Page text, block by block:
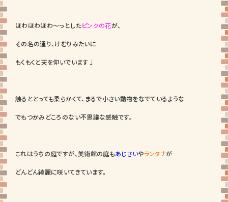
ほわほわほわ～っとしたピンクの花が、
その名の通り、けむりみたいに
もくもくと天を仰いでいます♩
触るととっても柔らかくて、まるで小さい動物をなでているような
でもつかみどころのない不思議な感触です。
これはうちの庭ですが、美術館の庭もあじさいやランタナが
どんどん綺麗に咲いてきています。